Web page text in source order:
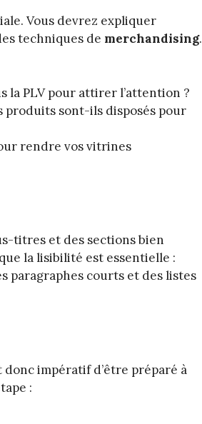
Vous devrez expliquer
techniques de merchandising.
la PLV pour attirer l’attention ?
produits sont-ils disposés pour
rendre vos vitrines
titres et des sections bien
la lisibilité est essentielle :
paragraphes courts et des listes
impératif d’être préparé à
: